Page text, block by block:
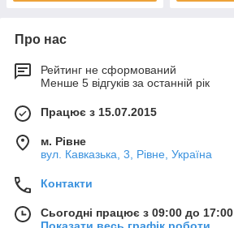
Про нас
Рейтинг не сформований
Менше 5 відгуків за останній рік
Працює з 15.07.2015
м. Рівне
вул. Кавказька, 3, Рівне, Україна
Контакти
Сьогодні працює з 09:00 до 17:00